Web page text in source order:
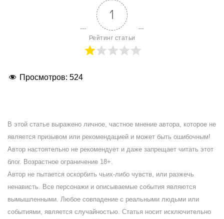
1
Рейтинг статьи
Просмотров: 524
В этой статье выражено личное, частное мнение автора, которое не
является призывом или рекомендацией и может быть ошибочным!
Автор настоятельно не рекомендует и даже запрещает читать этот
блог. Возрастное ограничение 18+.
Автор не пытается оскорбить чьих-либо чувств, или разжечь
ненависть. Все персонажи и описываемые события являются
вымышленными. Любое совпадение с реальными людьми или
событиями, является случайностью. Статья носит исключительно